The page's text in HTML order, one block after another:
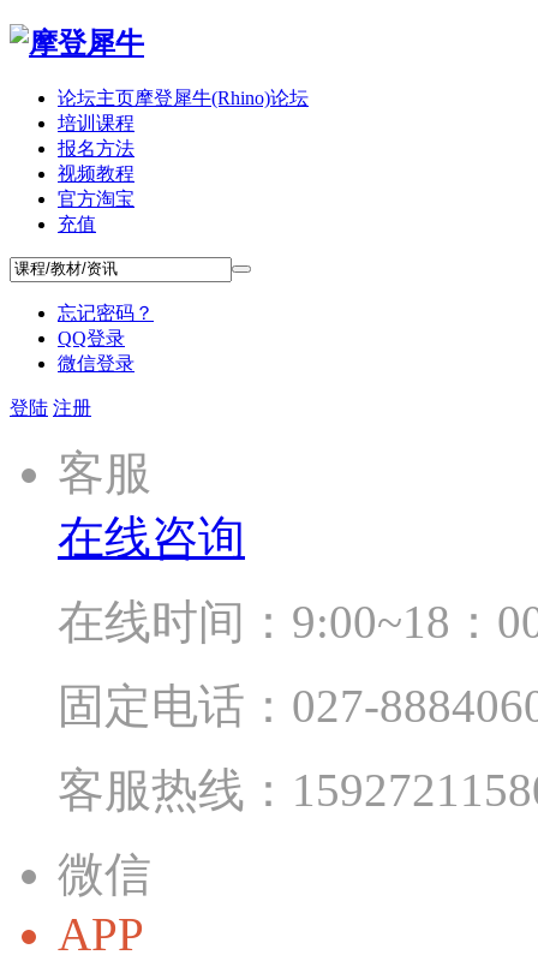
论坛主页摩登犀牛(Rhino)论坛
培训课程
报名方法
视频教程
官方淘宝
充值
忘记密码？
QQ登录
微信登录
登陆 注册
客服
在线咨询
在线时间：9:00~18：
固定电话：027-
客服热线：
微信
APP